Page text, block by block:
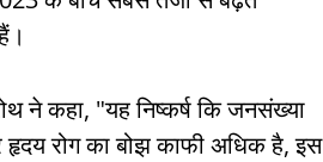
ने कहा, "यह निष्कर्ष कि जनसंख्या
रोग का बोझ काफी अधिक है, इस